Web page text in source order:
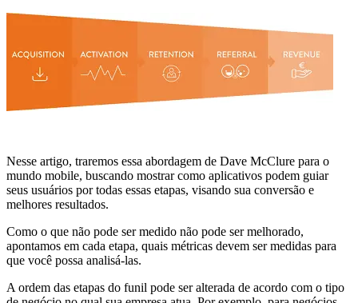
Nesse artigo, traremos essa abordagem de Dave McClure para o
mundo mobile, buscando mostrar como aplicativos podem guiar
seus usuários por todas essas etapas, visando sua conversão e
melhores resultados.
Como o que não pode ser medido não pode ser melhorado,
apontamos em cada etapa, quais métricas devem ser medidas para
que você possa analisá-las.
A ordem das etapas do funil pode ser alterada de acordo com o tipo